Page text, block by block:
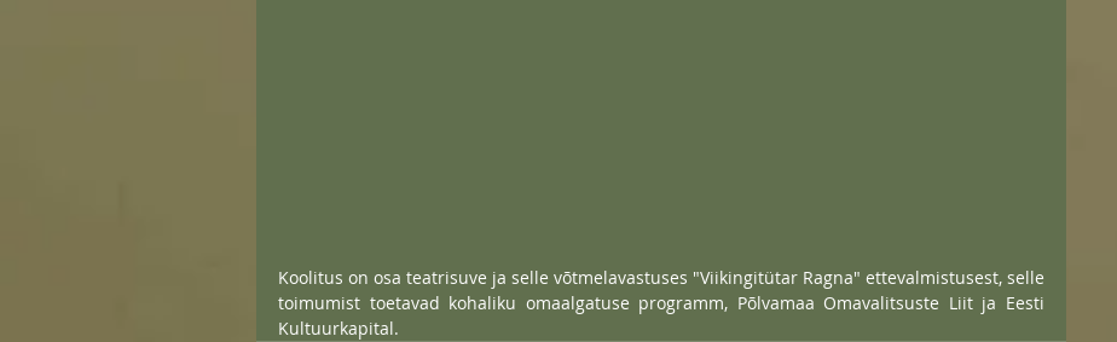
Koolitus on osa teatrisuve ja selle võtmelavastuses "Viikingitütar Ragna" ettevalmistusest, selle
toimumist toetavad kohaliku omaalgatuse programm, Põlvamaa Omavalitsuste Liit ja Eesti
Kultuurkapital.